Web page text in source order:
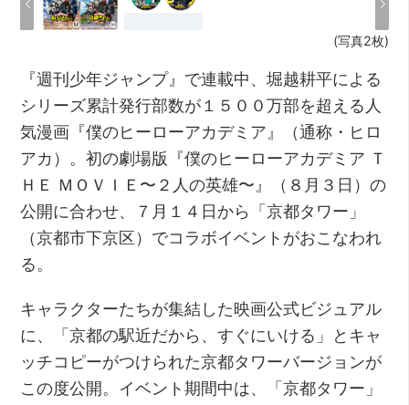
(写真2枚)
『週刊少年ジャンプ』で連載中、堀越耕平による
シリーズ累計発行部数が１５００万部を超える人
気漫画『僕のヒーローアカデミア』（通称・ヒロ
アカ）。初の劇場版『僕のヒーローアカデミア Ｔ
ＨＥ ＭＯＶＩＥ〜２人の英雄〜』（８月３日）の
公開に合わせ、７月１４日から「京都タワー」
（京都市下京区）でコラボイベントがおこなわれ
る。
キャラクターたちが集結した映画公式ビジュアル
に、「京都の駅近だから、すぐにいける」とキャ
ッチコピーがつけられた京都タワーバージョンが
この度公開。イベント期間中は、「京都タワー」